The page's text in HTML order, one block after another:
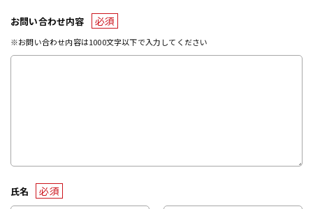
お問い合わせ内容 必須
※お問い合わせ内容は1000文字以下で入力してください
氏名 必須